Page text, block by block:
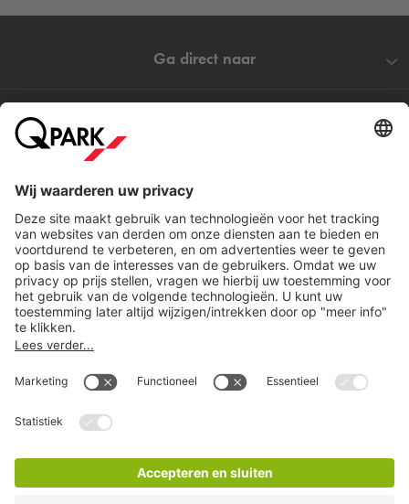
Ga direct naar
Download
Privacy-instellingen
Privacyverklaring
Disclaimer